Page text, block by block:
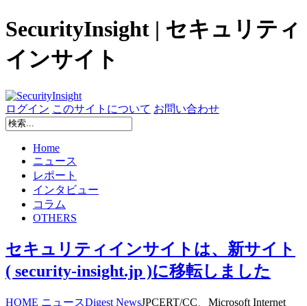
SecurityInsight | セキュリティ
インサイト
ログイン このサイトについて お問い合わせ
Home
ニュース
レポート
インタビュー
コラム
OTHERS
セキュリティインサイトは、新サイト
( security-insight.jp )に移転しました
HOME ニュースDigest NewsJPCERT/CC、Microsoft Internet